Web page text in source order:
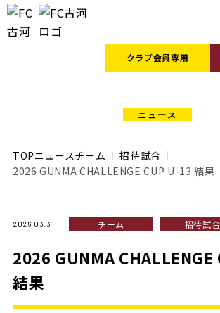
クラブ会員専用
TOPニュースチーム
招待試合
2026 GUNMA CHALLENGE CUP U-13 結果
2026.03.31 チーム 招待試合
2026 GUNMA CHALLENGE
結果